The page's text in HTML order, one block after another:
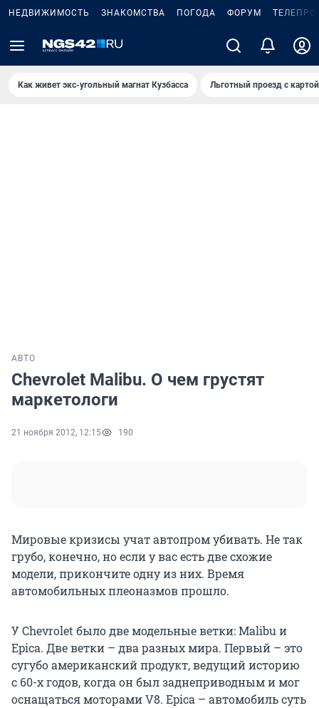
НЕДВИЖИМОСТЬ ЗНАКОМСТВА ПОГОДА ФОРУМ
Как живет экс-угольный магнат Кузбасса Льготный проезд с
АВТО
Chevrolet Malibu. О чем грустят
маркетологи
21 ноября 2012, 12:15 190
Мировые кризисы учат автопром убивать. Не так
грубо, конечно, но если у вас есть две схожие
модели, прикончите одну из них. Время
автомобильных плеоназмов прошло.
У Chevrolet было две модельные ветки: Malibu и
Epica. Две ветки – два разных мира. Первый – это
сугубо американский продукт, ведущий историю
с 60-х годов, когда он был заднеприводным и мог
оснащаться моторами V8. Epica – автомобиль суть